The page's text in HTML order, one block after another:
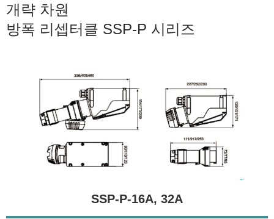
개략 차원
방폭 리셉터클 SSP-P 시리즈
SSP-P-16A, 32A